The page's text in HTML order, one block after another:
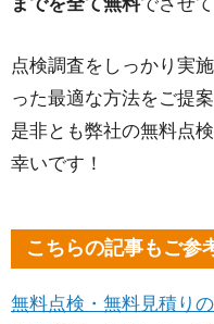
点検調査をしっかり実
った最適な方法をご提
是非とも弊社の無料点
幸いです！
こちらの記事もご参
無料点検・無料見積り